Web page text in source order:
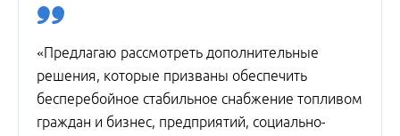
«Предлагаю рассмотреть дополнительные
решения, которые призваны обеспечить
бесперебойное стабильное снабжение топливом
граждан и бизнес, предприятий, социально-